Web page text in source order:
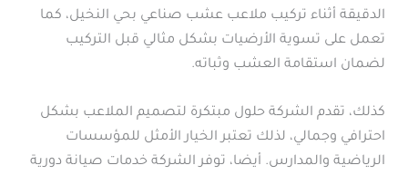
الدقيقة أثناء تركيب ملاعب عشب صناعي بحي النخيل، كما
تعمل على تسوية الأرضيات بشكل مثالي قبل التركيب
لضمان استقامة العشب وثباته.
كذلك، تقدم الشركة حلول مبتكرة لتصميم الملاعب بشكل
احترافي وجمالي، لذلك تعتبر الخيار الأمثل للمؤسسات
الرياضية والمدارس. أيضا، توفر الشركة خدمات صيانة دورية